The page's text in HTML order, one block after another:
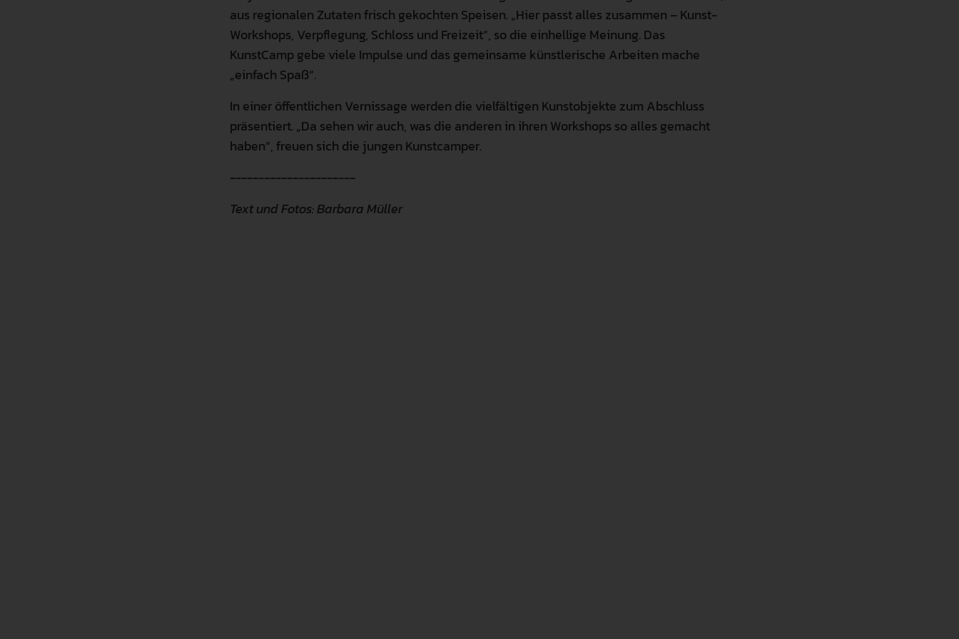
aus regionalen Zutaten frisch gekochten Speisen. „Hier passt alles zusammen – Kunst-
Workshops, Verpflegung, Schloss und Freizeit“, so die einhellige Meinung. Das
KunstCamp gebe viele Impulse und das gemeinsame künstlerische Arbeiten mache
„einfach Spaß“.
In einer öffentlichen Vernissage werden die vielfältigen Kunstobjekte zum Abschluss
präsentiert. „Da sehen wir auch, was die anderen in ihren Workshops so alles gemacht
haben“, freuen sich die jungen Kunstcamper.
----------------------
Text und Fotos: Barbara Müller